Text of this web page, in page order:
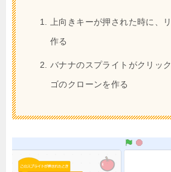
上向きキーが押された時に、
作る
バナナのスプライトがクリッ
ゴのクローンを作る